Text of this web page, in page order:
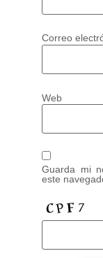
Correo
Web
Guarda mi
este